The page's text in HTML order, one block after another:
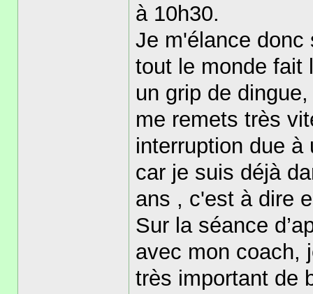
à 10h30.
Je m'élance donc
tout le monde fait
un grip de
me remets très
interruption due
car je suis déjà
ans , c'est à dire
Sur la séance
avec mon coach,
très important de